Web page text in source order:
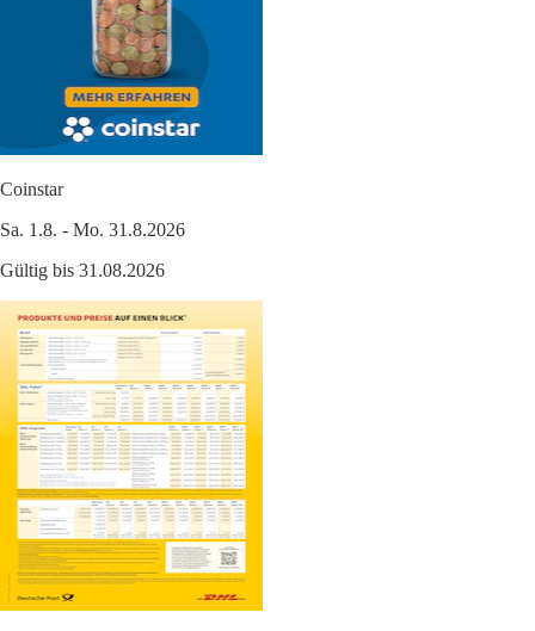
Coinstar
Sa. 1.8. - Mo. 31.8.2026
Gültig bis 31.08.2026